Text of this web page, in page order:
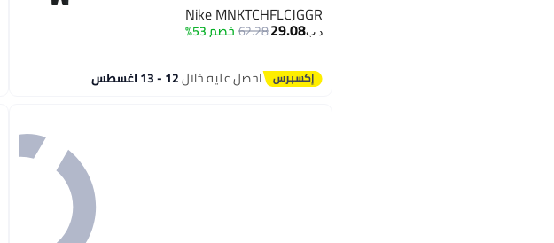
Nike MNKTCHFLCJGGR
د.ب‏29.08
62.28خصم 53%
احصل عليه خلال12 - 13 اغسطس